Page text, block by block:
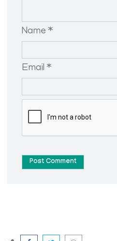
Name *
Email *
Post Comment